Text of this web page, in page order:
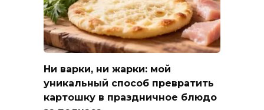
Ни варки, ни жарки: мой
уникальный способ превратить
картошку в праздничное блюдо